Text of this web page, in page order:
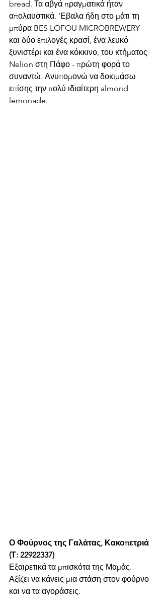
bread. Τα αβγά πραγματικά ήταν
απολαυστικά. 'Εβαλα ήδη στο μάτι τη
μπύρα BES LOFOU MICROBREWERY
και δύο επιλογές κρασί, ένα λευκό
ξυνιστέρι και ένα κόκκινο, του κτήματος
Nelion στη Πάφο - πρώτη φορά το
συναντώ. Ανυπομονώ να δοκιμάσω
επίσης την πολύ ιδιαίτερη almond
lemonade.
Ο Φούρνος της Γαλάτας, Κακοπετριά
(Τ: 22922337)
Εξαιρετικά τα μπισκότα της Μαμάς.
Αξίζει να κάνεις μια στάση στον φούρνο
και να τα αγοράσεις.